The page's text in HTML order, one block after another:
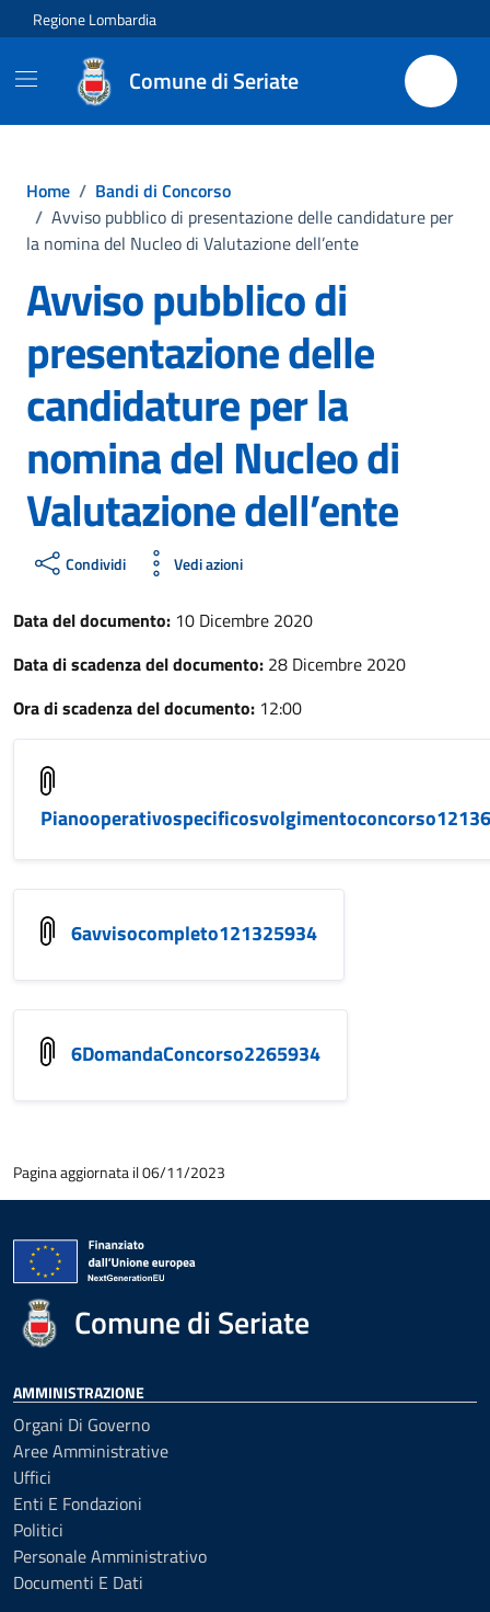
Vai ai contenuti
Vai al footer
Regione Lombardia
Comune di Seriate
Home / Bandi di Concorso
/ Avviso pubblico di presentazione delle candidature per
la nomina del Nucleo di Valutazione dell’ente
Avviso pubblico di
presentazione delle
candidature per la
nomina del Nucleo di
Valutazione dell’ente
Condividi Vedi azioni
Data del documento: 10 Dicembre 2020
Data di scadenza del documento: 28 Dicembre 2020
Ora di scadenza del documento: 12:00
6avvisocompleto121325934
6DomandaConcorso2265934
Pagina aggiornata il 06/11/2023
Comune di Seriate
AMMINISTRAZIONE
Organi Di Governo
Aree Amministrative
Uffici
Enti E Fondazioni
Politici
Personale Amministrativo
Documenti E Dati